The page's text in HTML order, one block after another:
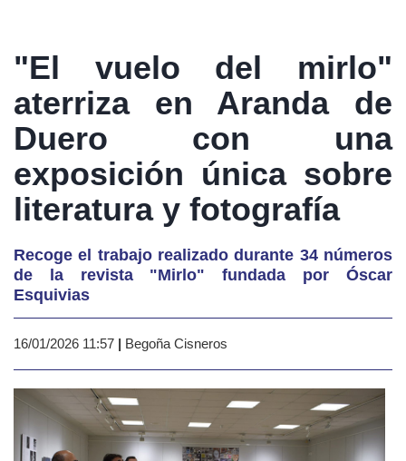
"El vuelo del mirlo"
aterriza en Aranda de
Duero con una
exposición única sobre
literatura y fotografía
Recoge el trabajo realizado durante 34 números
de la revista "Mirlo" fundada por Óscar
Esquivias
16/01/2026 11:57 | Begoña Cisneros